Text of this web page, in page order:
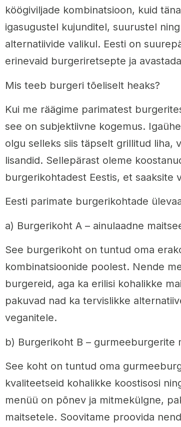
köögiviljade kombinatsioon, kuid
igasugustel kujunditel, suurustel
alternatiivide valikul. Eesti on
erinevaid burgeriretsepte ja
Mis teeb burgeri tõeliselt heaks?
Kui me räägime parimatest
see on subjektiivne kogemus.
olgu selleks siis täpselt grillitud liha,
lisandid. Sellepärast oleme
burgerikohtadest Eestis, et saaksite
Eesti parimate burgerikohtade
a) Burgerikoht A – ainulaadne
See burgerikoht on tuntud oma
kombinatsioonide poolest. Nende
burgereid, aga ka erilisi kohalikke
pakuvad nad ka tervislikke
veganitele.
b) Burgerikoht B – gurmeeburgerite
See koht on tuntud oma
kvaliteetseid kohalikke koostisosi
menüü on põnev ja mitmekülgne,
maitsetele. Soovitame proovida